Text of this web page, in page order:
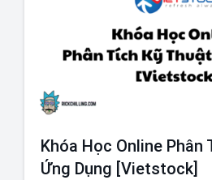
Khóa Học Online Phân
Ứng Dụng [Vietstock]